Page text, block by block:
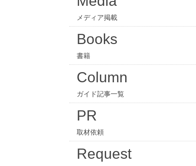
メディア掲載
Books
書籍
Column
ガイド記事一覧
PR
取材依頼
Request